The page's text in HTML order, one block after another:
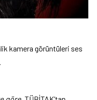
kamera görüntüleri ses